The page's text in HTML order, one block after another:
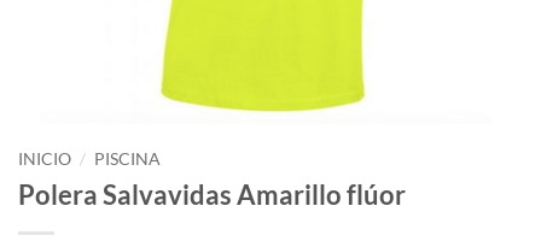
INICIO / PISCINA
Polera Salvavidas Amarillo flúor